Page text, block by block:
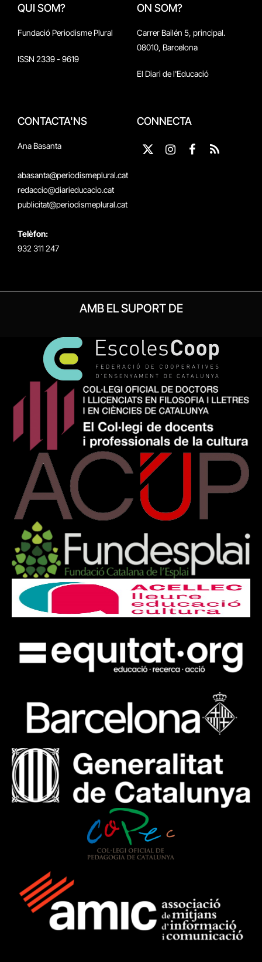
QUI SOM?
Fundació Periodisme Plural
ISSN 2339 - 9619
ON SOM?
Carrer Bailén 5, principal.
08010, Barcelona
El Diari de l'Educació
CONTACTA'NS
Ana Basanta
abasanta@periodismeplural.cat
redaccio@diarieducacio.cat
publicitat@periodismeplural.cat
Telèfon:
932 311 247
CONNECTA
X
Instagram
Facebook
RSS
AMB EL SUPORT DE